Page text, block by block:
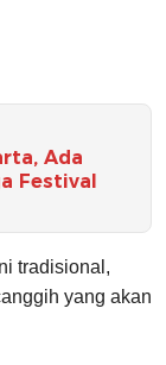
Ada
Festival
tradisional,
yang akan